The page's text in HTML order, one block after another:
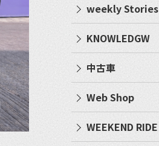
weekly Stories
KNOWLEDGW
中古車
Web Shop
WEEKEND RIDE